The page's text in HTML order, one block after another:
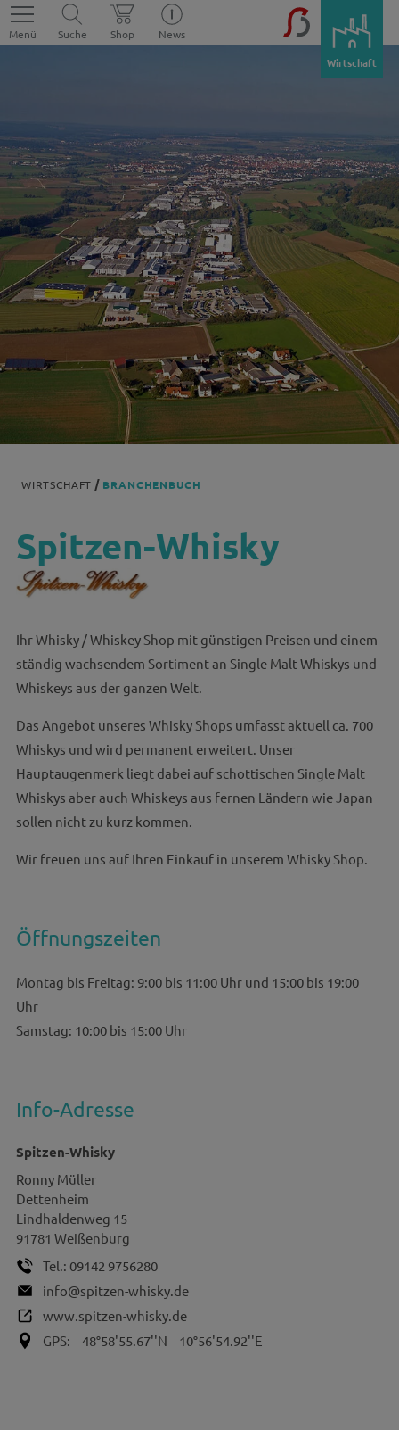
Menü Suche Shop
News
Wirtschaft
WIRTSCHAFT BRANCHENBUCH
Spitzen-Whisky
Ihr Whisky / Whiskey Shop mit günstigen Preisen und einem
ständig wachsendem Sortiment an Single Malt Whiskys und
Whiskeys aus der ganzen Welt.
Das Angebot unseres Whisky Shops umfasst aktuell ca. 700
Whiskys und wird permanent erweitert. Unser
Hauptaugenmerk liegt dabei auf schottischen Single Malt
Whiskys aber auch Whiskeys aus fernen Ländern wie Japan
sollen nicht zu kurz kommen.
Wir freuen uns auf Ihren Einkauf in unserem Whisky Shop.
Öffnungszeiten
Montag bis Freitag: 9:00 bis 11:00 Uhr und 15:00 bis 19:00
Uhr
Samstag: 10:00 bis 15:00 Uhr
Info-Adresse
Spitzen-Whisky
Ronny Müller
Dettenheim
Lindhaldenweg 15
91781 Weißenburg
Tel.: 09142 9756280
info@spitzen-whisky.de
www.spitzen-whisky.de
GPS:
48°58'55.67''N 10°56'54.92''E